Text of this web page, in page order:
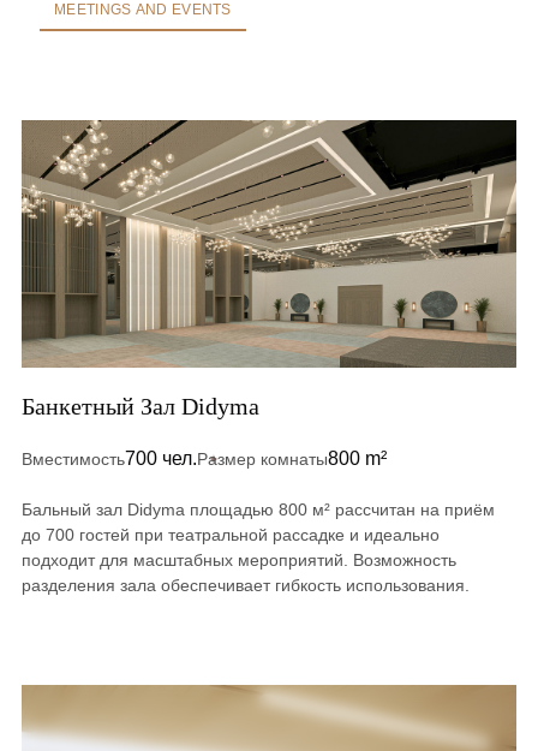
MEETINGS AND EVENTS
Банкетный Зал Didyma
Вместимость700 чел.Размер комнаты800 m²
Бальный зал Didyma площадью 800 м² рассчитан на приём
до 700 гостей при театральной рассадке и идеально
подходит для масштабных мероприятий. Возможность
разделения зала обеспечивает гибкость использования.